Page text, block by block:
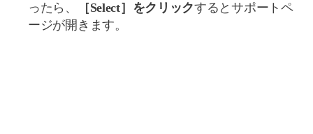
ったら、
［Select］をクリックするとサポートペ
ージが開きます。